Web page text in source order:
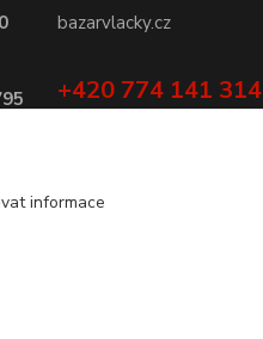
bazarvlacky.cz
+420 774 141 314
informace